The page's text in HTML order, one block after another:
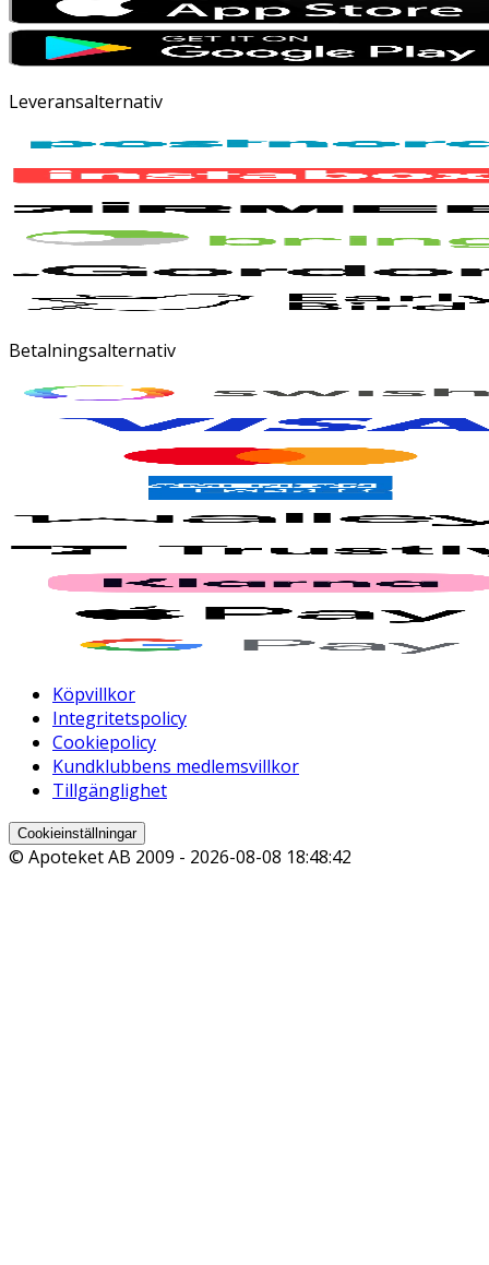
Leveransalternativ
Betalningsalternativ
Köpvillkor
Integritetspolicy
Cookiepolicy
Kundklubbens medlemsvillkor
Tillgänglighet
Cookieinställningar
© Apoteket AB 2009 - 2026-08-08 18:48:42